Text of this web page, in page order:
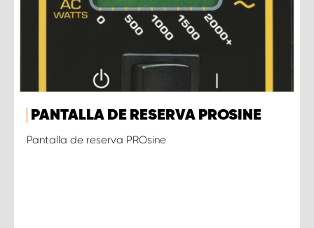
PANTALLA DE RESERVA PROSINE
Pantalla de reserva PROsine